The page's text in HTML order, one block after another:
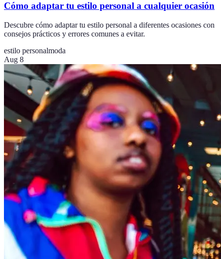
Cómo adaptar tu estilo personal a cualquier ocasión
Descubre cómo adaptar tu estilo personal a diferentes ocasiones con
consejos prácticos y errores comunes a evitar.
estilo personalmoda
Aug 8